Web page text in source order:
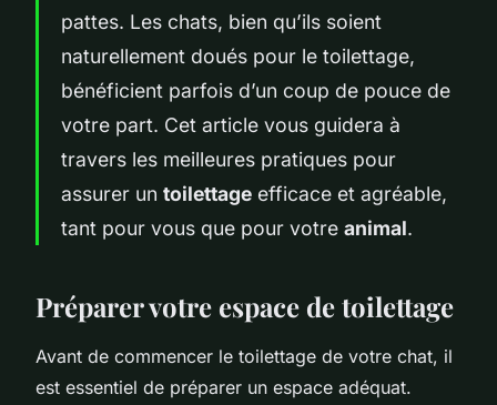
pattes. Les chats, bien qu’ils soient
naturellement doués pour le toilettage,
bénéficient parfois d’un coup de pouce de
votre part. Cet article vous guidera à
travers les meilleures pratiques pour
assurer un toilettage efficace et agréable,
tant pour vous que pour votre animal.
Préparer votre espace de toilettage
Avant de commencer le toilettage de votre chat, il
est essentiel de préparer un espace adéquat.